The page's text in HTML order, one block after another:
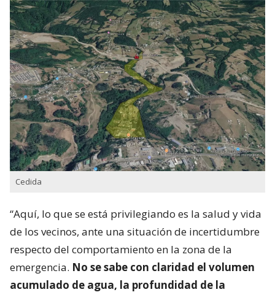
Cedida
“Aquí, lo que se está privilegiando es la salud y vida
de los vecinos, ante una situación de incertidumbre
respecto del comportamiento en la zona de la
emergencia. No se sabe con claridad el volumen
acumulado de agua, la profundidad de la